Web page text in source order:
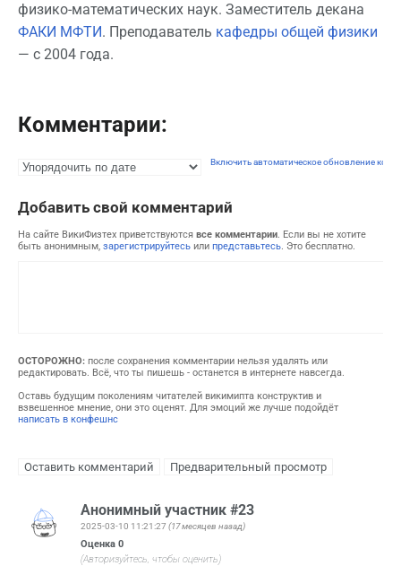
физико-математических наук. Заместитель декана
ФАКИ МФТИ. Преподаватель кафедры общей физики
— с 2004 года.
Комментарии:
Включить автоматическое обновление
Добавить свой комментарий
На сайте ВикиФизтех приветствуются все комментарии . Если вы не хотите
быть анонимным, зарегистрируйтесь или представьтесь . Это бесплатно.
ОСТОРОЖНО: после сохранения комментарии нельзя удалять или
редактировать. Всё, что ты пишешь - останется в интернете навсегда.
Оставь будущим поколениям читателей викимипта конструктив и
взвешенное мнение, они это оценят. Для эмоций же лучше подойдёт
написать в конфешнс
Анонимный участник #23
2025-03-10 11:21:27 (17 месяцев назад)
Оценка 0
(Авторизуйтесь, чтобы оценить)